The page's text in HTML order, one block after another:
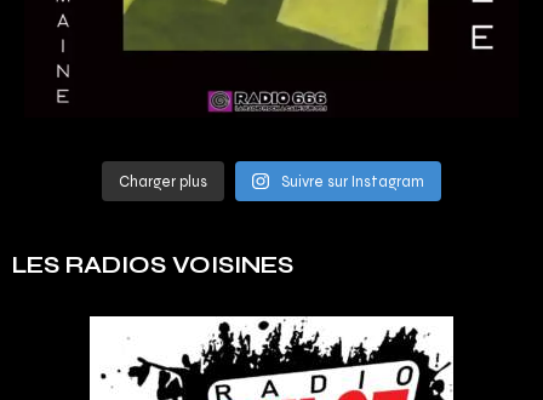
Charger plus Suivre sur Instagram
LES RADIOS VOISINES